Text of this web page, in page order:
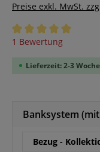
Preise exkl. MwSt.
Durchschnittliche
1 Bewertung
Lieferzeit: 2-3
Banksystem
Bezug -